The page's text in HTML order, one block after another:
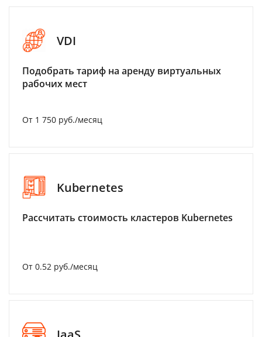
VDI
Подобрать тариф на аренду виртуальных
рабочих мест
От 1 750 руб./месяц
Kubernetes
Рассчитать стоимость кластеров Kubernetes
От 0.52 руб./месяц